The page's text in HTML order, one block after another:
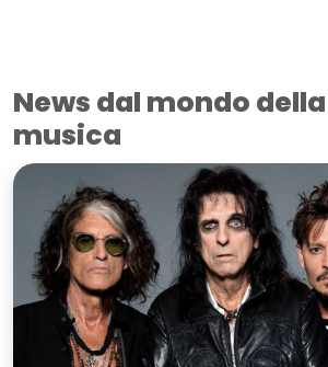
News dal mondo della
musica